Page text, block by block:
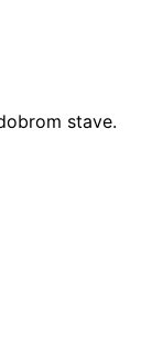
stave.